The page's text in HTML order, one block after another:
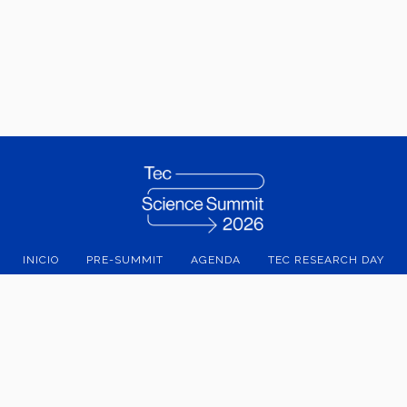
INICIO PRE-SUMMIT AGENDA TEC RESEARCH DAY